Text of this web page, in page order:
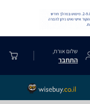
שלום אורח,
התחבר